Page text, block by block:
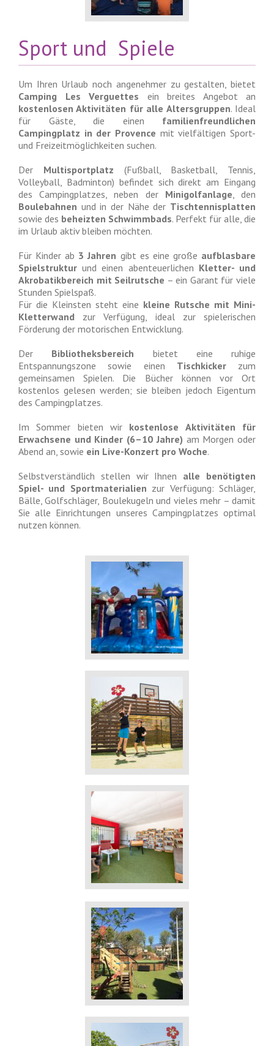
Sport und Spiele
Um Ihren Urlaub noch angenehmer zu gestalten, bietet
Camping Les Verguettes ein breites Angebot an
kostenlosen Aktivitäten für alle Altersgruppen. Ideal
für Gäste, die einen familienfreundlichen
Campingplatz in der Provence mit vielfältigen Sport-
und Freizeitmöglichkeiten suchen.
Der Multisportplatz (Fußball, Basketball, Tennis,
Volleyball, Badminton) befindet sich direkt am Eingang
des Campingplatzes, neben der Minigolfanlage, den
Boulebahnen und in der Nähe der Tischtennisplatten
sowie des beheizten Schwimmbads. Perfekt für alle, die
im Urlaub aktiv bleiben möchten.
Für Kinder ab 3 Jahren gibt es eine große aufblasbare
Spielstruktur und einen abenteuerlichen Kletter- und
Akrobatikbereich mit Seilrutsche – ein Garant für viele
Stunden Spielspaß.
Für die Kleinsten steht eine kleine Rutsche mit Mini-
Kletterwand zur Verfügung, ideal zur spielerischen
Förderung der motorischen Entwicklung.
Der Bibliotheksbereich bietet eine ruhige
Entspannungszone sowie einen Tischkickerzum
gemeinsamen Spielen. Die Bücher können vor Ort
kostenlos gelesen werden; sie bleiben jedoch Eigentum
des Campingplatzes.
Im Sommer bieten wir kostenlose Aktivitäten für
Erwachsene und Kinder (6–10 Jahre) am Morgen oder
Abend an, sowie ein Live-Konzert pro Woche.
Selbstverständlich stellen wir Ihnen alle benötigten
Spiel- und Sportmaterialien zur Verfügung: Schläger,
Bälle, Golfschläger, Boulekugeln und vieles mehr – damit
Sie alle Einrichtungen unseres Campingplatzes optimal
nutzen können.